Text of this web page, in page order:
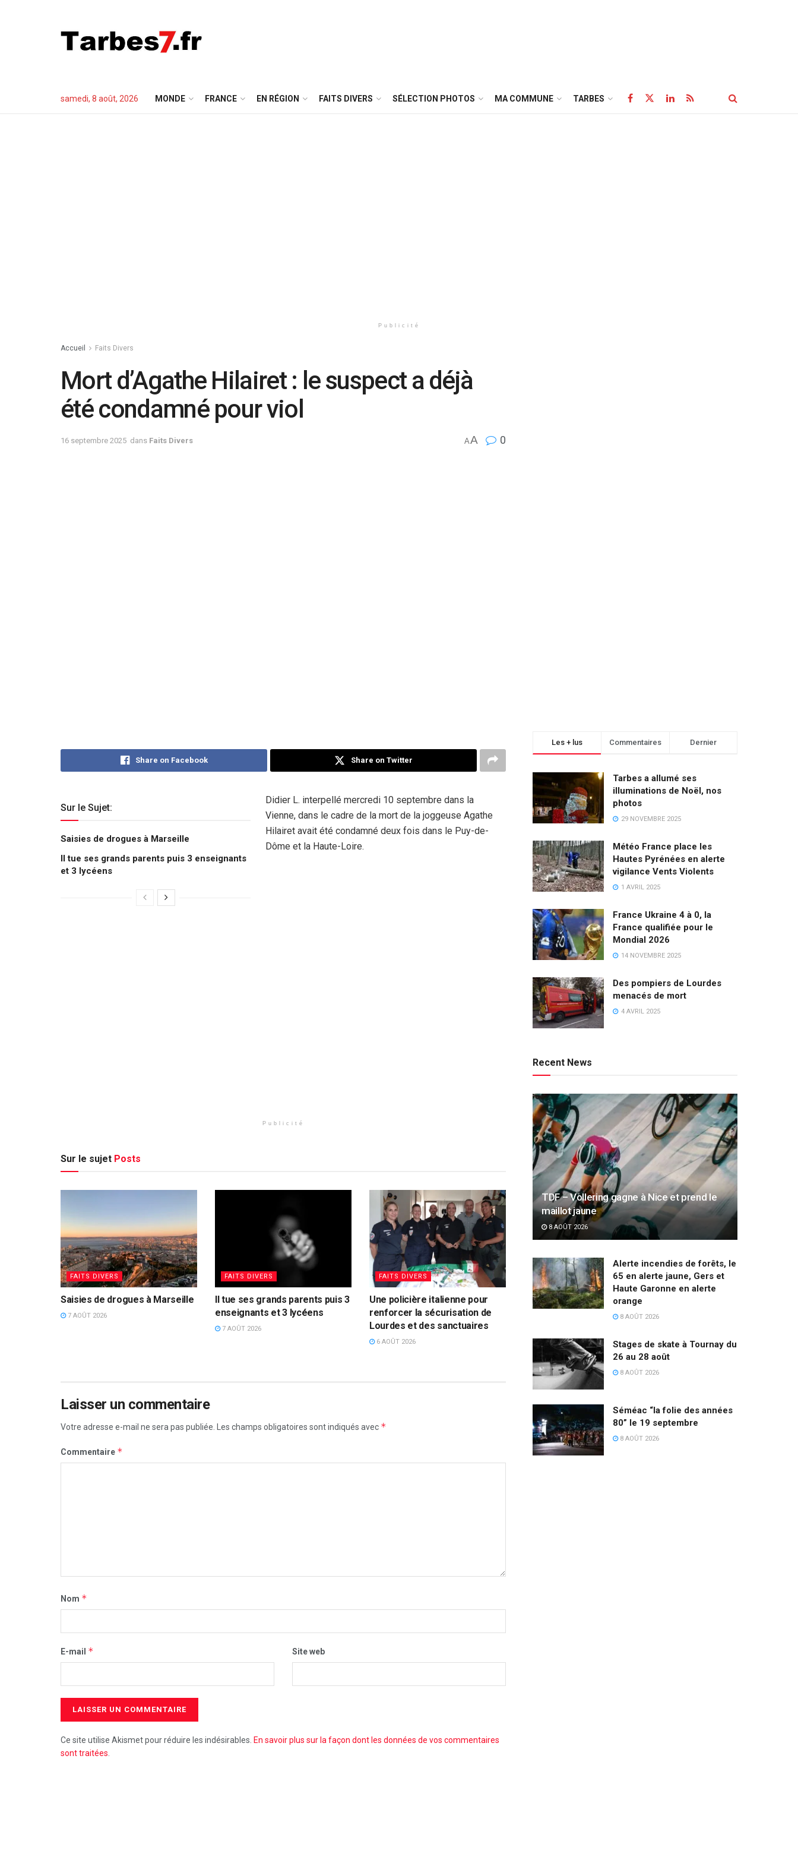
samedi, 8 août, 2026 MONDE FRANCE EN RÉGION FAITS DIVERS SÉLECTION PHOTOS MA COMMUNE TARBES
Publicité
Accueil Faits Divers
Mort d’Agathe Hilairet : le suspect a déjà
été condamné pour viol
16 septembre 2025 dans Faits Divers AA 0
Share on Facebook Share on Twitter
Sur le Sujet:
Saisies de drogues à Marseille
Il tue ses grands parents puis 3 enseignants
et 3 lycéens
Didier L. interpellé mercredi 10 septembre dans la
Vienne, dans le cadre de la mort de la joggeuse Agathe
Hilairet avait été condamné deux fois dans le Puy-de-
Dôme et la Haute-Loire.
Publicité
Sur le sujet Posts
FAITS DIVERS
Saisies de drogues à Marseille
7 AOÛT 2026
FAITS DIVERS
Il tue ses grands parents puis 3
enseignants et 3 lycéens
7 AOÛT 2026
FAITS DIVERS
Une policière italienne pour
renforcer la sécurisation de
Lourdes et des sanctuaires
6 AOÛT 2026
Laisser un commentaire
Votre adresse e-mail ne sera pas publiée. Les champs obligatoires sont indiqués avec *
Commentaire *
Nom *
E-mail * Site web
Ce site utilise Akismet pour réduire les indésirables. En savoir plus sur la façon dont les données de vos commentaires
sont traitées
Les + lus Commentaires Dernier
Tarbes a allumé ses
illuminations de Noël, nos
photos
29 NOVEMBRE 2025
Météo France place les
Hautes Pyrénées en alerte
vigilance Vents Violents
1 AVRIL 2025
France Ukraine 4 à 0, la
France qualifiée pour le
Mondial 2026
14 NOVEMBRE 2025
Des pompiers de Lourdes
menacés de mort
4 AVRIL 2025
Recent News
TDF – Vollering gagne à Nice et prend le
maillot jaune
8 AOÛT 2026
Alerte incendies de forêts, le
65 en alerte jaune, Gers et
Haute Garonne en alerte
orange
8 AOÛT 2026
Stages de skate à Tournay du
26 au 28 août
8 AOÛT 2026
Séméac “la folie des années
80” le 19 septembre
8 AOÛT 2026